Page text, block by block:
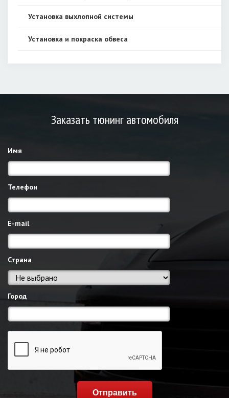
Установка выхлопной системы
Установка и покраска обвеса
Заказать тюнинг автомобиля
Имя
Телефон
E-mail
Страна
Город
Отправить